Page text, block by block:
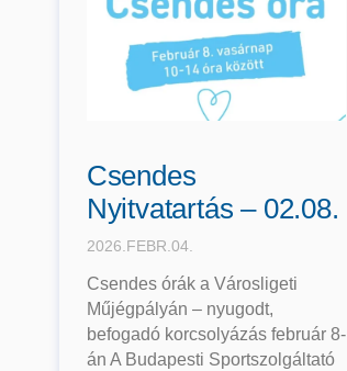
Csendes
Nyitvatartás – 02.08.
2026.FEBR.04.
Csendes órák a Városligeti
Műjégpályán – nyugodt,
befogadó korcsolyázás február 8-
án A Budapesti Sportszolgáltató